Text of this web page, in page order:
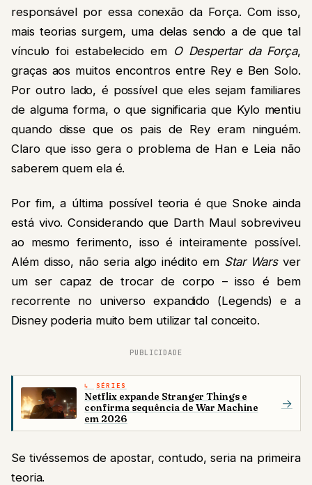
responsável por essa conexão da Força. Com isso,
mais teorias surgem, uma delas sendo a de que tal
vínculo foi estabelecido em O Despertar da Força,
graças aos muitos encontros entre Rey e Ben Solo.
Por outro lado, é possível que eles sejam familiares
de alguma forma, o que significaria que Kylo mentiu
quando disse que os pais de Rey eram ninguém.
Claro que isso gera o problema de Han e Leia não
saberem quem ela é.
Por fim, a última possível teoria é que Snoke ainda
está vivo. Considerando que Darth Maul sobreviveu
ao mesmo ferimento, isso é inteiramente possível.
Além disso, não seria algo inédito em Star Warsver
um ser capaz de trocar de corpo – isso é bem
recorrente no universo expandido (Legends) e a
Disney poderia muito bem utilizar tal conceito.
PUBLICIDADE
SÉRIES
Netflix expande Stranger Things e
confirma sequência de War Machine
em 2026
→
Se tivéssemos de apostar, contudo, seria na primeira
teoria.